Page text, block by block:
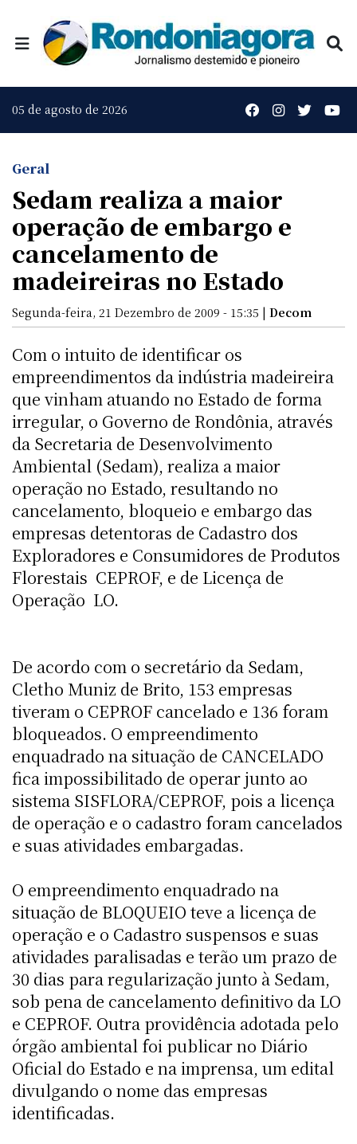
05 de agosto de 2026
Geral
Sedam realiza a maior
operação de embargo e
cancelamento de
madeireiras no Estado
Segunda-feira, 21 Dezembro de 2009 - 15:35 | Decom
Com o intuito de identificar os
empreendimentos da indústria madeireira
que vinham atuando no Estado de forma
irregular, o Governo de Rondônia, através
da Secretaria de Desenvolvimento
Ambiental (Sedam), realiza a maior
operação no Estado, resultando no
cancelamento, bloqueio e embargo das
empresas detentoras de Cadastro dos
Exploradores e Consumidores de Produtos
Florestais  CEPROF, e de Licença de
Operação  LO.
De acordo com o secretário da Sedam,
Cletho Muniz de Brito, 153 empresas
tiveram o CEPROF cancelado e 136 foram
bloqueados. O empreendimento
enquadrado na situação de CANCELADO
fica impossibilitado de operar junto ao
sistema SISFLORA/CEPROF, pois a licença
de operação e o cadastro foram cancelados
e suas atividades embargadas.
O empreendimento enquadrado na
situação de BLOQUEIO teve a licença de
operação e o Cadastro suspensos e suas
atividades paralisadas e terão um prazo de
30 dias para regularização junto à Sedam,
sob pena de cancelamento definitivo da LO
e CEPROF. Outra providência adotada pelo
órgão ambiental foi publicar no Diário
Oficial do Estado e na imprensa, um edital
divulgando o nome das empresas
identificadas.